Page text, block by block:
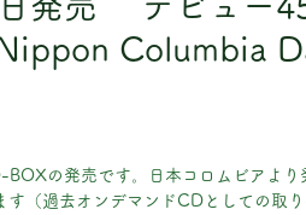
Columbia
の発売です。日本コロムビアよ
す（過去オンデマンドCDとしての取